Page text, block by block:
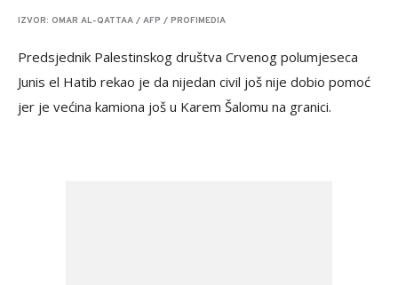
IZVOR: OMAR AL-QATTAA / AFP / PROFIMEDIA
Predsjednik Palestinskog društva Crvenog polumjeseca
Junis el Hatib rekao je da nijedan civil još nije dobio pomoć
jer je većina kamiona još u Karem Šalomu na granici.